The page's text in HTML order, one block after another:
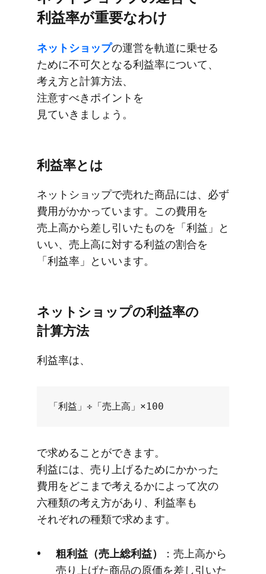
利益率が​重要なわけ
ネットショップの​運営を​軌道に​乗せる​
ために​不可欠と​なる​利益率に​ついて、​
考え方と​計算方​法、​
注意すべきポイントを​
見ていきましょう。
利益率とは
ネットショップで​売れた​商品には、​必ず​
費用が​かかっています。​この​費用を​
売上高から​差し引いた​ものを​「利益」と​
いい、​売上高に​対する​利益の​割合を​
「利益率」と​いいます。
ネットショップの​利益率の​
計算方​法
利益率は、
で​求める​ことができます。
利益には、​売り上げる​ために​かかった​
費用を​どこまで​考えるかに​よって​次の​
六種類の​考え方が​あり、​利益率も​
それぞれの​種類で​求めます。
粗利益​（売上総利益）
​：売上高から​
売り上げた​商品の​原価を​差し引いた​